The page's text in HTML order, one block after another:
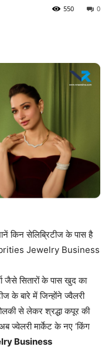
0
550
किन सेलिब्रिटीज के पास है
Jewelry Business
जैसे सितारों के पास खुद का
के बारे में जिन्होंने ज्वैलरी
से लेकर श्रद्धा कपूर की
ज्वेलरी मार्केट के नए ‘किंग
Business